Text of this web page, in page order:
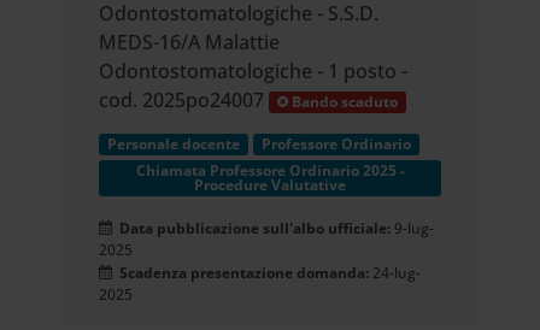
Odontostomatologiche - S.S.D.
MEDS-16/A Malattie
Odontostomatologiche - 1 posto -
cod. 2025po24007
Bando scaduto
Personale docente
Professore Ordinario
Chiamata Professore Ordinario 2025 -
Procedure Valutative
Data pubblicazione sull'albo ufficiale: 9-lug-
2025
Scadenza presentazione domanda: 24-lug-
2025